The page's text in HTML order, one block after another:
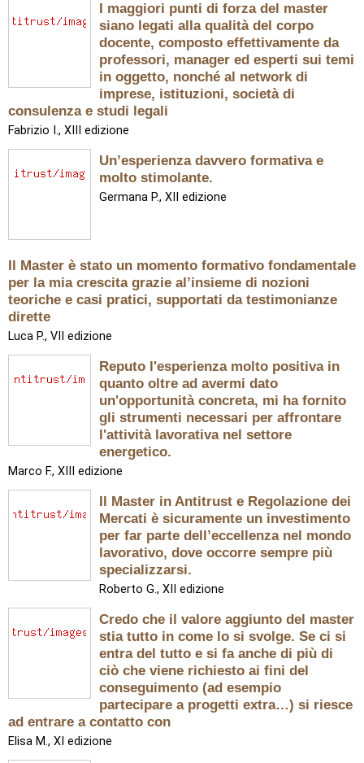
I maggiori punti di forza del master
siano legati alla qualità del corpo
docente, composto effettivamente da
professori, manager ed esperti sui temi
in oggetto, nonché al network di
imprese, istituzioni, società di
consulenza e studi legali
Fabrizio I., XIII edizione
Un’esperienza davvero formativa e
molto stimolante.
Germana P., XII edizione
Il Master è stato un momento formativo fondamentale
per la mia crescita grazie al’insieme di nozioni
teoriche e casi pratici, supportati da testimonianze
dirette
Luca P., VII edizione
Reputo l'esperienza molto positiva in
quanto oltre ad avermi dato
un'opportunità concreta, mi ha fornito
gli strumenti necessari per affrontare
l'attività lavorativa nel settore
energetico.
Marco F., XIII edizione
Il Master in Antitrust e Regolazione dei
Mercati è sicuramente un investimento
per far parte dell’eccellenza nel mondo
lavorativo, dove occorre sempre più
specializzarsi.
Roberto G., XII edizione
Credo che il valore aggiunto del master
stia tutto in come lo si svolge. Se ci si
entra del tutto e si fa anche di più di
ciò che viene richiesto ai fini del
conseguimento (ad esempio
partecipare a progetti extra…) si riesce
ad entrare a contatto con
Elisa M., XI edizione